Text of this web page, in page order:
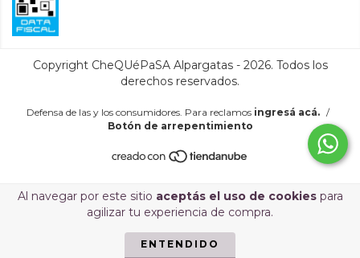
Al navegar por este sitio aceptás el uso de cookiespara
agilizar tu experiencia de compra.
ENTENDIDO
Copyright CheQUéPaSA Alpargatas - 2026. Todos los
derechos reservados.
Defensa de las y los consumidores. Para reclamos ingresá acá. /
Botón de arrepentimiento